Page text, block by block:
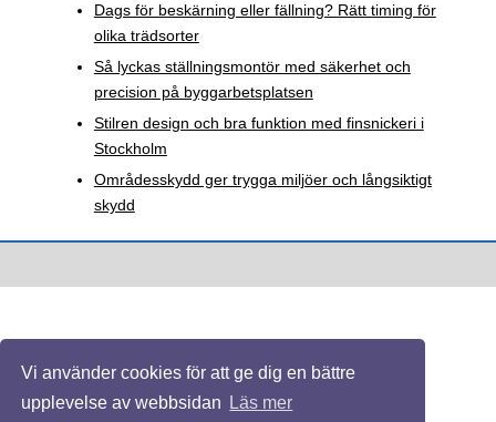
Vi använder cookies för att ge dig en bättre
upplevelse av webbsidan
Läs mer
Dags för beskärning eller fällning? Rätt timing för
olika trädsorter
Så lyckas ställningsmontör med säkerhet och
precision på byggarbetsplatsen
Stilren design och bra funktion med finsnickeri i
Stockholm
Områdesskydd ger trygga miljöer och långsiktigt
skydd